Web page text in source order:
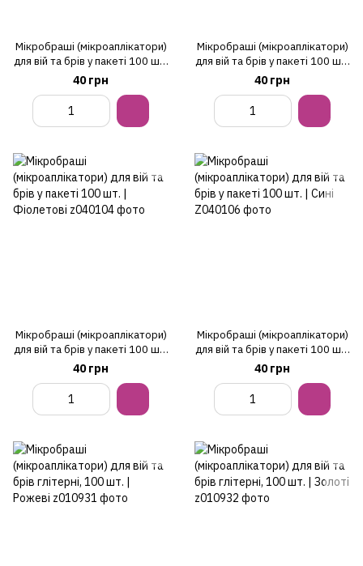
Мікробраші (мікроаплікатори)
для вій та брів у пакеті 100 шт.
| Жовті
40 грн
Мікробраші (мікроаплікатори)
для вій та брів у пакеті 100 шт.
| Зелені
40 грн
Мікробраші (мікроаплікатори)
для вій та брів у пакеті 100 шт.
| Фіолетові
40 грн
Мікробраші (мікроаплікатори)
для вій та брів у пакеті 100 шт.
| Сині
40 грн